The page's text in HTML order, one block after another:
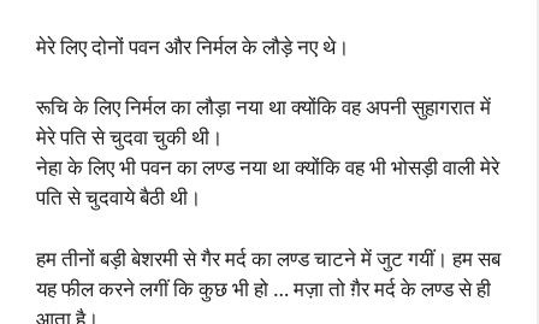
मेरे लिए दोनों पवन और निर्मल के लौड़े नए थे।
रूचि के लिए निर्मल का लौड़ा नया था क्योंकि वह अपनी सुहागरात में
मेरे पति से चुदवा चुकी थी।
नेहा के लिए भी पवन का लण्ड नया था क्योंकि वह भी भोसड़ी वाली मेरे
पति से चुदवाये बैठी थी।
हम तीनों बड़ी बेशरमी से गैर मर्द का लण्ड चाटने में जुट गयीं। हम सब
यह फील करने लगीं कि कुछ भी हो … मज़ा तो ग़ैर मर्द के लण्ड से ही
आता है।